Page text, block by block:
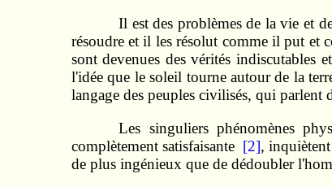
Il est des problèmes de la vie et
résoudre et il les résolut comme il put et
sont devenues des vérités
l'idée que le soleil tourne autour de la
langage des peuples civilisés, qui parlent
Les singuliers phénomènes
complètement satisfaisante [2],
de plus ingénieux que de dédoubler